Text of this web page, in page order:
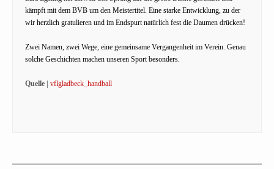
kämpft mit dem BVB um den Meistertitel. Eine starke Entwicklung, zu der
wir herzlich gratulieren und im Endspurt natürlich fest die Daumen drücken!
Zwei Namen, zwei Wege, eine gemeinsame Vergangenheit im Verein. Genau
solche Geschichten machen unseren Sport besonders.
Quelle | vflgladbeck_handball